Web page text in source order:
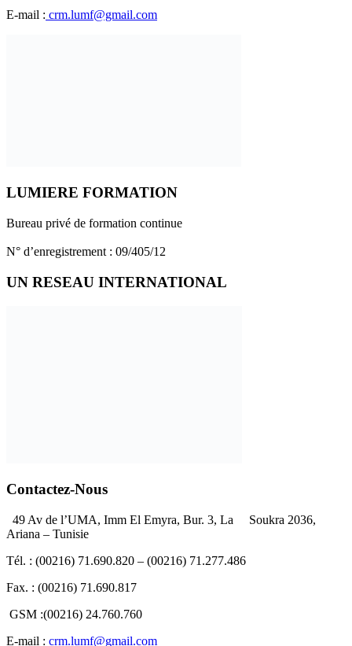
E-mail : crm.lumf@gmail.com
LUMIERE FORMATION
Bureau privé de formation continue
N° d’enregistrement : 09/405/12
UN RESEAU INTERNATIONAL
Contactez-Nous
49 Av de l’UMA, Imm El Emyra, Bur. 3, La Soukra 2036,
Ariana – Tunisie
Tél. : (00216) 71.690.820 – (00216) 71.277.486
Fax. : (00216) 71.690.817
GSM :(00216) 24.760.760
E-mail : crm.lumf@gmail.com